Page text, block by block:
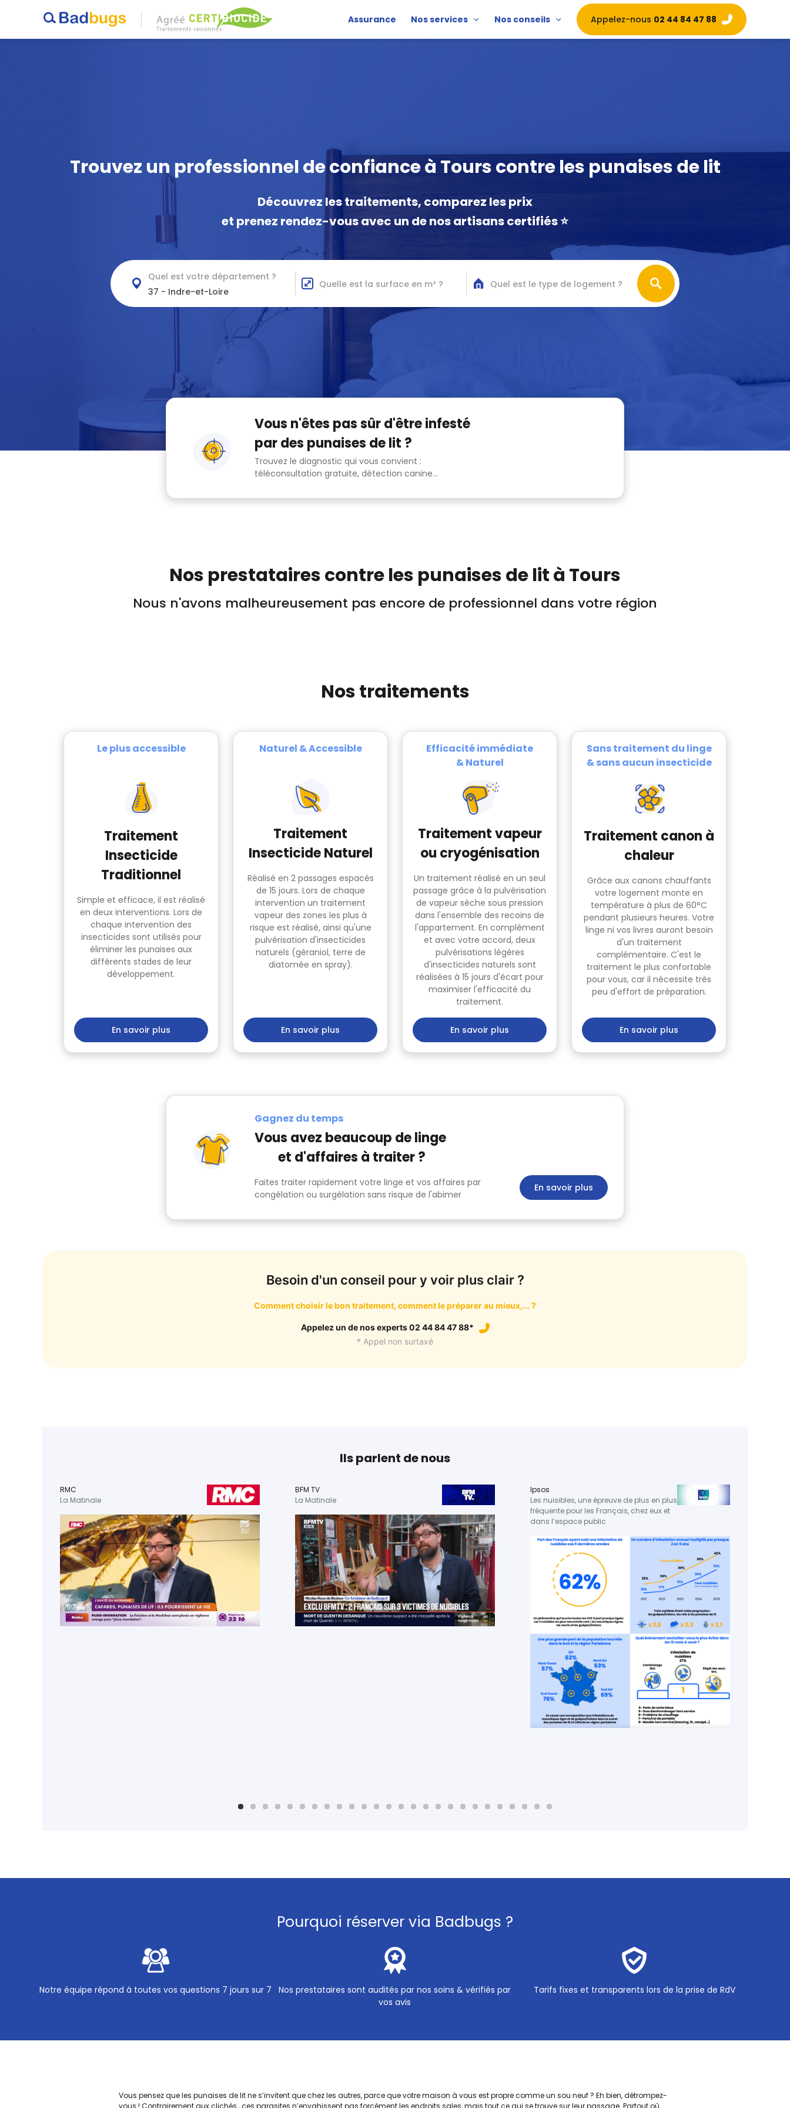
Assurance Nos services Nos conseils Appelez-nous 02 44 84 47 88
Trouvez un professionnel de confiance à Tours contre les punaises de lit
Découvrez les traitements, comparez les prix
et prenez rendez-vous avec un de nos artisans certifiés ⭐️
37 - Indre-et-Loire
Quel est votre département ?
Quelle est la surface en m² ? Quel est le type de logement ?
Vous n'êtes pas sûr d'être infesté
par des punaises de lit ?
Trouvez le diagnostic qui vous convient :
téléconsultation gratuite, détection canine...
Nos prestataires contre les punaises de lit à Tours
Nous n'avons malheureusement pas encore de professionnel dans votre région
Nos traitements
Le plus accessible
Traitement
Insecticide
Traditionnel
Simple et efficace, il est réalisé
en deux interventions. Lors de
chaque intervention des
insecticides sont utilisés pour
éliminer les punaises aux
différents stades de leur
développement.
En savoir plus
Naturel & Accessible
Traitement
Insecticide Naturel
Réalisé en 2 passages espacés
de 15 jours. Lors de chaque
intervention un traitement
vapeur des zones les plus à
risque est réalisé, ainsi qu'une
pulvérisation d'insecticides
naturels (géraniol, terre de
diatomée en spray).
En savoir plus
Efficacité immédiate
& Naturel
Traitement vapeur
ou cryogénisation
Un traitement réalisé en un seul
passage grâce à la pulvérisation
de vapeur sèche sous pression
dans l'ensemble des recoins de
l'appartement. En complément
et avec votre accord, deux
pulvérisations légères
d'insecticides naturels sont
réalisées à 15 jours d'écart pour
maximiser l'efficacité du
traitement.
En savoir plus
Sans traitement du linge
& sans aucun insecticide
Traitement canon à
chaleur
Grâce aux canons chauffants
votre logement monte en
température à plus de 60°C
pendant plusieurs heures. Votre
linge ni vos livres auront besoin
d'un traitement
complémentaire. C'est le
traitement le plus confortable
pour vous, car il nécessite très
peu d'effort de préparation.
En savoir plus
Gagnez du temps
Vous avez beaucoup de linge
et d'affaires à traiter ?
Faites traiter rapidement votre linge et vos affaires par
congélation ou surgélation sans risque de l'abimer
En savoir plus
Besoin d'un conseil pour y voir plus clair ?
Comment choisir le bon traitement, comment le préparer au mieux,... ?
Appelez un de nos experts 02 44 84 47 88*
* Appel non surtaxé
Ils parlent de nous
RMC
La Matinale
BFM TV
La Matinale
Ipsos
Les nuisibles, une épreuve de plus en plus
fréquente pour les Français, chez eux et
dans l’espace public
Pourquoi réserver via Badbugs ?
Notre équipe répond à toutes vos questions 7 jours sur 7
Nos prestataires sont audités par nos soins & vérifiés par
vos avis
Tarifs fixes et transparents lors de la prise de RdV
Vous pensez que les punaises de lit ne s’invitent que chez les autres, parce que votre maison à vous est propre comme un sou neuf ? Eh bien, détrompez-
vous ! Contrairement aux clichés , ces parasites n’envahissent pas forcément les endroits sales, mais tout ce qui se trouve sur leur passage. Partout où